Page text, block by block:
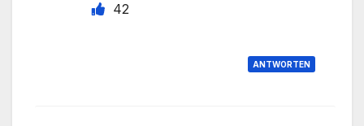
42
ANTWORTEN